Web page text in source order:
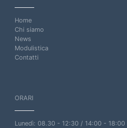
Home
Chi siamo
News
Modulistica
Contatti
ORARI
Lunedì: 08.30 - 12:30 / 14:00 - 18:00